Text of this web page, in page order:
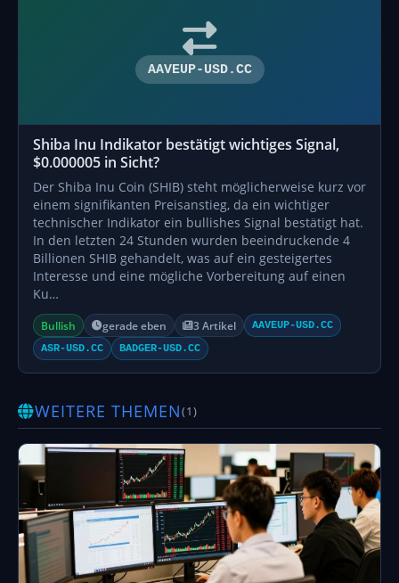
AAVEUP-USD.CC
Shiba Inu Indikator bestätigt wichtiges Signal,
$0.000005 in Sicht?
Der Shiba Inu Coin (SHIB) steht möglicherweise kurz vor
einem signifikanten Preisanstieg, da ein wichtiger
technischer Indikator ein bullishes Signal bestätigt hat.
In den letzten 24 Stunden wurden beeindruckende 4
Billionen SHIB gehandelt, was auf ein gesteigertes
Interesse und eine mögliche Vorbereitung auf einen
Ku…
Bullish gerade eben 3 Artikel
AAVEUP-USD.CC
ASR-USD.CC
BADGER-USD.CC
WEITERE THEMEN(1)